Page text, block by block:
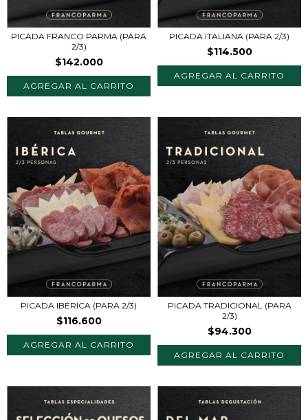
PICADA FRANCO PARMA (PARA
2/3)
$142.000
PICADA ITALIANA (PARA 2/3)
$114.500
PICADA IBÉRICA (PARA 2/3)
$116.600
PICADA TRADICIONAL (PARA
2/3)
$94.300